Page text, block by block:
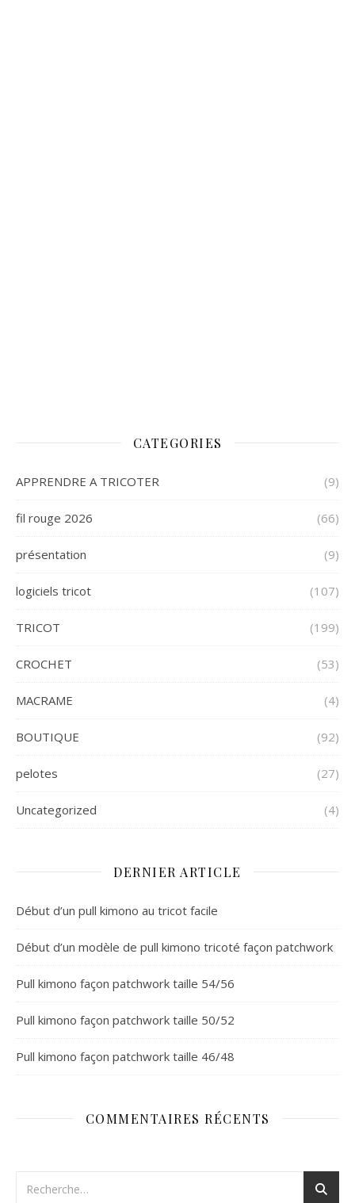
CATEGORIES
APPRENDRE A TRICOTER (9)
fil rouge 2026 (66)
présentation (9)
logiciels tricot (107)
TRICOT (199)
CROCHET (53)
MACRAME (4)
BOUTIQUE (92)
pelotes (27)
Uncategorized (4)
DERNIER ARTICLE
Début d’un pull kimono au tricot facile
Début d’un modèle de pull kimono tricoté façon patchwork
Pull kimono façon patchwork taille 54/56
Pull kimono façon patchwork taille 50/52
Pull kimono façon patchwork taille 46/48
COMMENTAIRES RÉCENTS